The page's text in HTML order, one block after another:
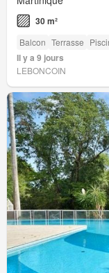
30 m²
Balcon Terrasse
Il y a 9 jours
LEBONCOIN